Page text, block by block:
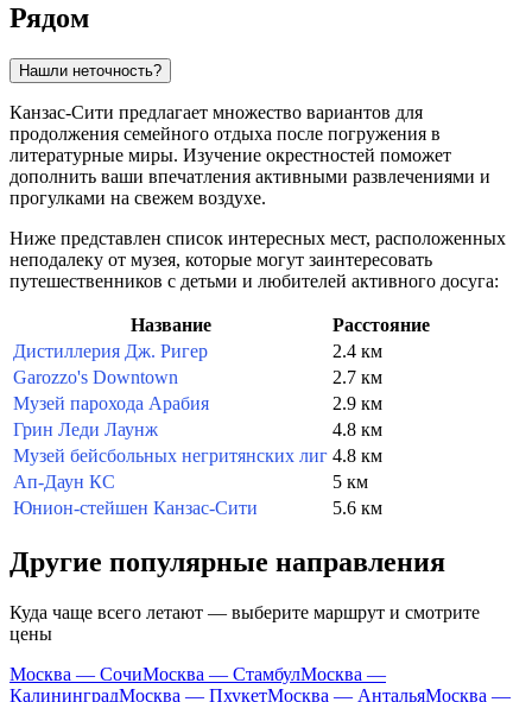
Рядом
Нашли неточность?
Канзас-Сити предлагает множество вариантов для
продолжения семейного отдыха после погружения в
литературные миры. Изучение окрестностей поможет
дополнить ваши впечатления активными развлечениями и
прогулками на свежем воздухе.
Ниже представлен список интересных мест, расположенных
неподалеку от музея, которые могут заинтересовать
путешественников с детьми и любителей активного досуга:
Название
Расстояние
Дистиллерия Дж. Ригер
2.4 км
Garozzo's Downtown
2.7 км
Музей парохода Арабия
2.9 км
Грин Леди Лаунж
4.8 км
Музей бейсбольных негритянских лиг 4.8 км
Ап-Даун КС
5 км
Юнион-стейшен Канзас-Сити
5.6 км
Другие популярные направления
Куда чаще всего летают — выберите маршрут и смотрите
цены
Москва — СочиМосква — СтамбулМосква —
КалининградМосква — ПхукетМосква — АнтальяМосква —